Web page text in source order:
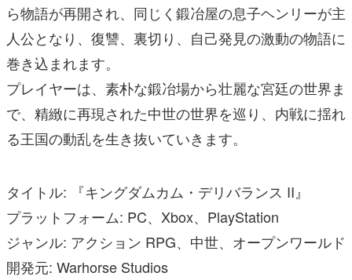
ら物語が再開され、同じく鍛冶屋の息子ヘンリーが主
人公となり、復讐、裏切り、自己発見の激動の物語に
巻き込まれます。
プレイヤーは、素朴な鍛冶場から壮麗な宮廷の世界ま
で、精緻に再現された中世の世界を巡り、内戦に揺れ
る王国の動乱を生き抜いていきます。
タイトル: 『キングダムカム・デリバランス II』
プラットフォーム: PC、Xbox、PlayStation
ジャンル: アクション RPG、中世、オープンワールド
開発元: Warhorse Studios